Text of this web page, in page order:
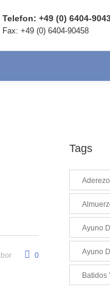
Telefon: +49 (0) 6404-
Fax: +49 (0) 6404-90458
0
Tags
Ayuno
Ayuno
Batidos